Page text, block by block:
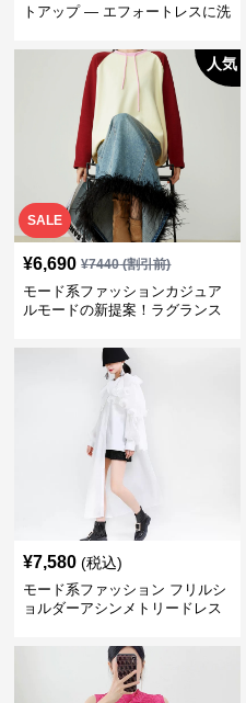
トアップ — エフォートレスに洗
SALE
人気
¥6,690 ¥7440(割引前)
モード系ファッションカジュア
ルモードの新提案！ラグランス
¥7,580 (税込)
モード系ファッション フリルシ
ョルダーアシンメトリードレス